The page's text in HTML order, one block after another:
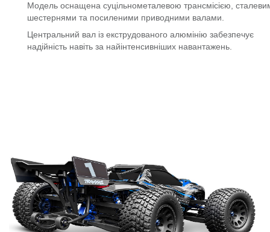
Модель оснащена суцільнометалевою трансмісією,
шестернями та посиленими приводними валами.
Центральний вал із екструдованого алюмінію забезпечує
надійність навіть за найінтенсивніших навантажень.